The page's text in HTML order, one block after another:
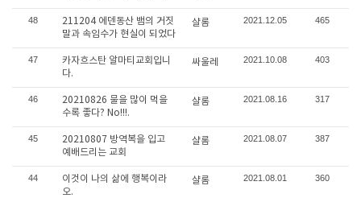
48
211204 에덴동산 뱀의 거짓
말과 속임수가 현실이 되었다
샬롬 2021.12.05 465
47
카자흐스탄 알마티교회입니
다.
싸울레 2021.10.08 403
46
20210826 물을 많이 먹을
수록 좋다? No!!!.
샬롬 2021.08.16 317
45
20210807 방역복을 입고
예배드리는 교회
샬롬 2021.08.07 387
44
이것이 나의 삶에 행복이라
오.
샬롬 2021.08.01 360